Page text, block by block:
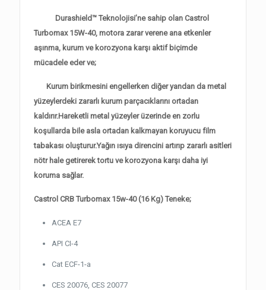
Durashield™ Teknolojisi’ne sahip olan Castrol
Turbomax 15W-40, motora zarar verene ana etkenler
aşınma, kurum ve korozyona karşı aktif biçimde
mücadele eder ve;
Kurum birikmesini engellerken diğer yandan da metal
yüzeylerdeki zararlı kurum parçacıklarını ortadan
kaldırır.Hareketli metal yüzeyler üzerinde en zorlu
koşullarda bile asla ortadan kalkmayan koruyucu film
tabakası oluşturur.Yağın ısıya direncini artırıp zararlı asitleri
nötr hale getirerek tortu ve korozyona karşı daha iyi
koruma sağlar.
Castrol CRB Turbomax 15w-40 (16 Kg) Teneke;
ACEA E7
API CI-4
Cat ECF-1-a
CES 20076, CES 20077